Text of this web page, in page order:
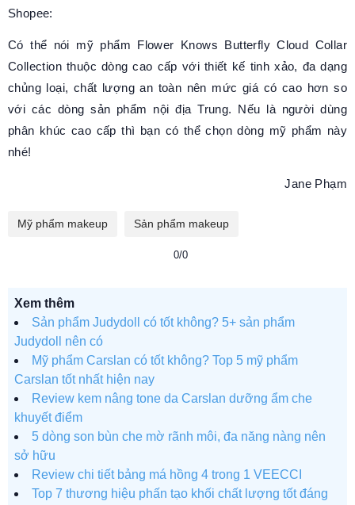
Shopee:
Có thể nói mỹ phẩm Flower Knows Butterfly Cloud Collar
Collection thuộc dòng cao cấp với thiết kế tinh xảo, đa dạng
chủng loại, chất lượng an toàn nên mức giá có cao hơn so
với các dòng sản phẩm nội địa Trung. Nếu là người dùng
phân khúc cao cấp thì bạn có thể chọn dòng mỹ phẩm này
nhé!
Jane Phạm
Mỹ phẩm makeup Sản phẩm makeup
0/0
Xem thêm
Sản phẩm Judydoll có tốt không? 5+ sản phẩm
Judydoll nên có
Mỹ phẩm Carslan có tốt không? Top 5 mỹ phẩm
Carslan tốt nhất hiện nay
Review kem nâng tone da Carslan dưỡng ẩm che
khuyết điểm
5 dòng son bùn che mờ rãnh môi, đa năng nàng nên
sở hữu
Review chi tiết bảng má hồng 4 trong 1 VEECCI
Top 7 thương hiệu phấn tạo khối chất lượng tốt đáng